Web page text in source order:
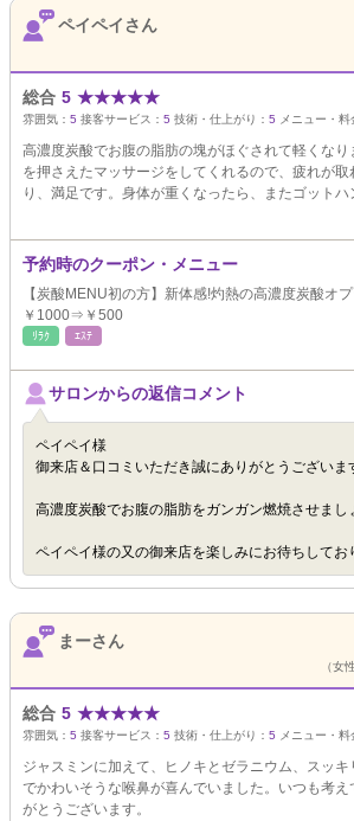
ペイペイさん
総合 5 ★★★★★
雰囲気： 5 接客サービス： 5 技術・仕上がり： 5 メニュー・料
高濃度炭酸でお腹の脂肪の塊がほぐされて軽くなり
を押さえたマッサージをしてくれるので、疲れが
り、満足です。身体が重くなったら、またゴットハ
予約時のクーポン・メニュー
【炭酸MENU初の方】新体感!灼熱の高濃度炭酸オ
￥1000⇒￥500
ﾘﾗｸ ｴｽﾃ
サロンからの返信コメント
ペイペイ様
御来店＆口コミいただき誠にありがとうございま
高濃度炭酸でお腹の脂肪をガンガン燃焼させまし
ペイペイ様の又の御来店を楽しみにお待ちしてお
まーさん
（女
総合 5 ★★★★★
雰囲気： 5 接客サービス： 5 技術・仕上がり： 5 メニュー・料
ジャスミンに加えて、ヒノキとゼラニウム、スッキ
でかわいそうな喉鼻が喜んでいました。いつも考え
がとうございます。